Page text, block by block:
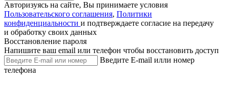
Авторизуясь на сайте, Вы принимаете условия
Пользовательского соглашения, Политики
конфиденциальности и подтверждаете согласие на передачу
и обработку своих данных
Восстановление пароля
Напишите ваш email или телефон чтобы восстановить доступ
Введите E-mail илли номер
телефона